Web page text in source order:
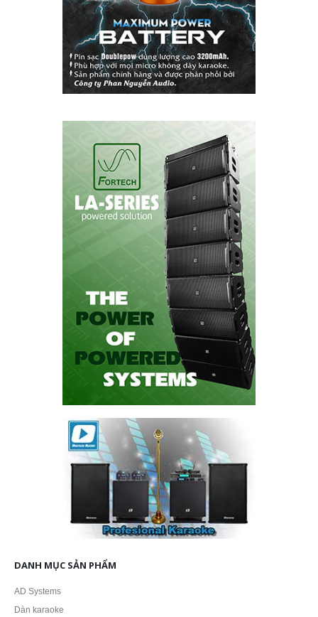
DANH MỤC SẢN PHẨM
AD Systems
Dàn karaoke